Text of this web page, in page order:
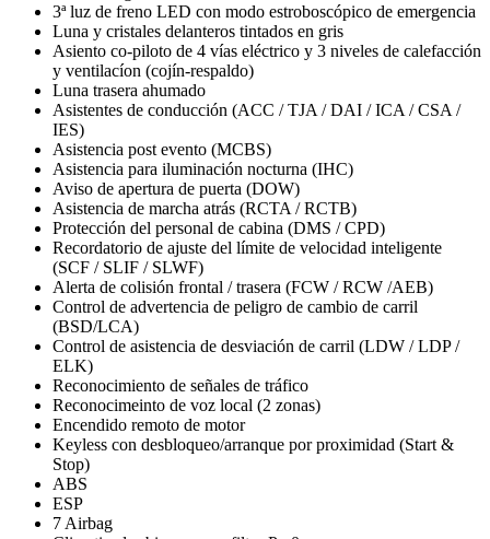
3ª luz de freno LED con modo estroboscópico de emergencia
Luna y cristales delanteros tintados en gris
Asiento co-piloto de 4 vías eléctrico y 3 niveles de calefacción
y ventilacíon (cojín-respaldo)
Luna trasera ahumado
Asistentes de conducción (ACC / TJA / DAI / ICA / CSA /
IES)
Asistencia post evento (MCBS)
Asistencia para iluminación nocturna (IHC)
Aviso de apertura de puerta (DOW)
Asistencia de marcha atrás (RCTA / RCTB)
Protección del personal de cabina (DMS / CPD)
Recordatorio de ajuste del límite de velocidad inteligente
(SCF / SLIF / SLWF)
Alerta de colisión frontal / trasera (FCW / RCW /AEB)
Control de advertencia de peligro de cambio de carril
(BSD/LCA)
Control de asistencia de desviación de carril (LDW / LDP /
ELK)
Reconocimiento de señales de tráfico
Reconocimeinto de voz local (2 zonas)
Encendido remoto de motor
Keyless con desbloqueo/arranque por proximidad (Start &
Stop)
ABS
ESP
7 Airbag